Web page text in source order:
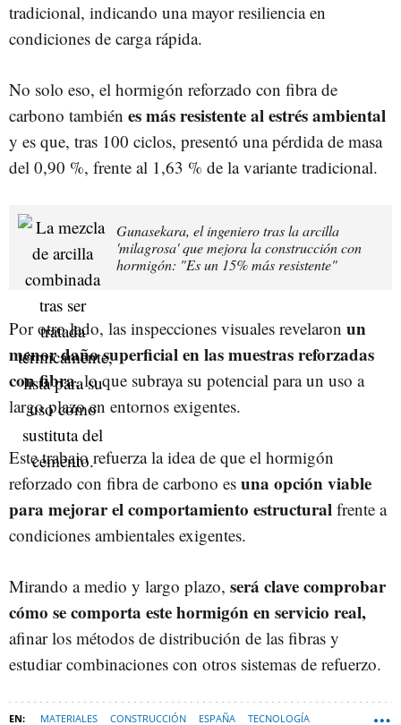
tradicional, indicando una mayor resiliencia en
condiciones de carga rápida.
No solo eso, el hormigón reforzado con fibra de
carbono también es más resistente al estrés ambiental
y es que, tras 100 ciclos, presentó una pérdida de masa
del 0,90 %, frente al 1,63 % de la variante tradicional.
Gunasekara, el ingeniero tras la arcilla
'milagrosa' que mejora la construcción con
hormigón: "Es un 15% más resistente"
Por otro lado, las inspecciones visuales revelaron un
menor daño superficial en las muestras reforzadas
con fibra, lo que subraya su potencial para un uso a
largo plazo en entornos exigentes.
Este trabajo refuerza la idea de que el hormigón
reforzado con fibra de carbono es una opción viable
para mejorar el comportamiento estructural frente a
condiciones ambientales exigentes.
Mirando a medio y largo plazo, será clave comprobar
cómo se comporta este hormigón en servicio real,
afinar los métodos de distribución de las fibras y
estudiar combinaciones con otros sistemas de refuerzo.
MATERIALES CONSTRUCCIÓN ESPAÑA TECNOLOGÍA